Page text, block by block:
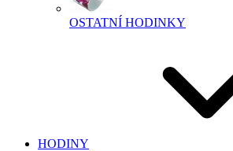
OSTATNÍ HODINKY
HODINY